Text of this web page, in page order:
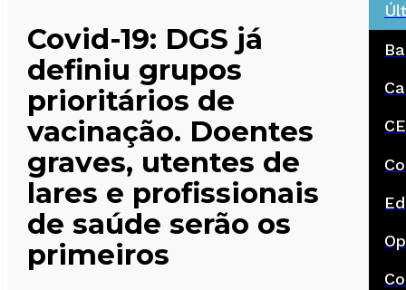
Covid-19: DGS já
definiu grupos
prioritários de
vacinação. Doentes
graves, utentes de
lares e profissionais
de saúde serão os
primeiros